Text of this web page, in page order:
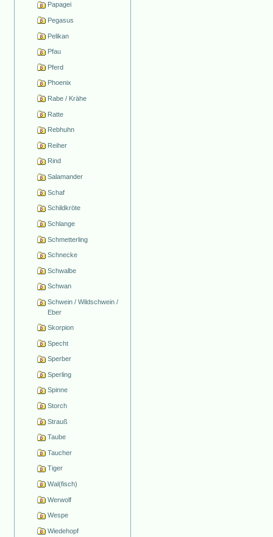
Papagei
Pegasus
Pelikan
Pfau
Pferd
Phoenix
Rabe / Krähe
Ratte
Rebhuhn
Reiher
Rind
Salamander
Schaf
Schildkröte
Schlange
Schmetterling
Schnecke
Schwalbe
Schwan
Schwein / Wildschwein /
Eber
Skorpion
Specht
Sperber
Sperling
Spinne
Storch
Strauß
Taube
Taucher
Tiger
Wal(fisch)
Werwolf
Wespe
Wiedehopf